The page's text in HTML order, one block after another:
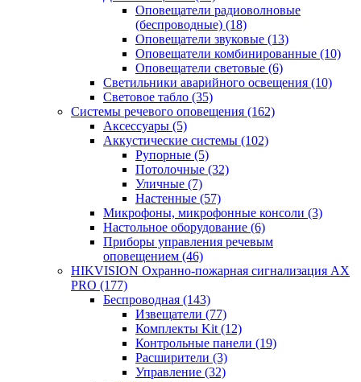
Оповещатели радиоволновые
(беспроводные) (18)
Оповещатели звуковые (13)
Оповещатели комбинированные (10)
Оповещатели световые (6)
Светильники аварийного освещения (10)
Световое табло (35)
Системы речевого оповещения (162)
Аксессуары (5)
Аккустические системы (102)
Рупорные (5)
Потолочные (32)
Уличные (7)
Настенные (57)
Микрофоны, микрофонные консоли (3)
Настольное оборудование (6)
Приборы управления речевым
оповещением (46)
HIKVISION Охранно-пожарная сигнализация AX
PRO (177)
Беспроводная (143)
Извещатели (77)
Комплекты Kit (12)
Контрольные панели (19)
Расширители (3)
Управление (32)